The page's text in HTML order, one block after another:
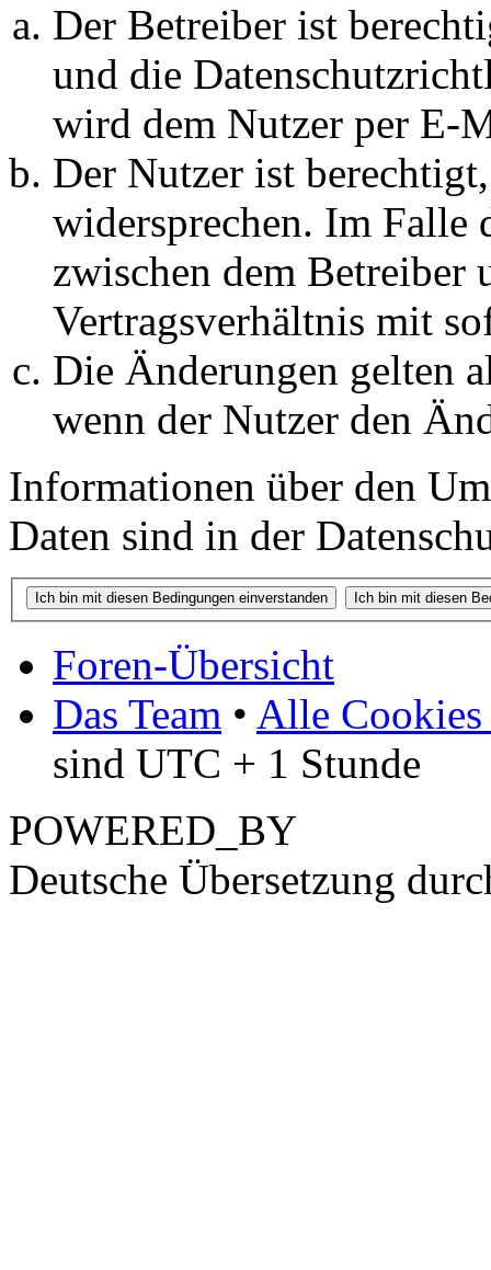
Der Betreiber ist
und die
wird dem Nutzer per E-
Der Nutzer ist
widersprechen. Im Falle
zwischen dem Betreiber
Vertragsverhältnis mit
Die Änderungen gelten
wenn der Nutzer den
Informationen über den
Daten sind in der
Foren-Übersicht
Das Team • Alle Cookies
sind UTC + 1 Stunde
POWERED_BY
Deutsche Übersetzung